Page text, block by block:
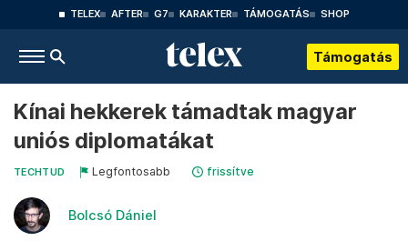
TELEX AFTER G7 KARAKTER TÁMOGATÁS SHOP
Támogatás
Kínai hekkerek támadtak magyar
uniós diplomatákat
TECHTUD Legfontosabb frissítve
Bolcsó Dániel